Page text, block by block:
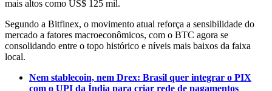
mais altos como US$ 125 mil.
Segundo a Bitfinex, o movimento atual reforça a sensibilidade do
mercado a fatores macroeconômicos, com o BTC agora se
consolidando entre o topo histórico e níveis mais baixos da faixa
local.
Nem stablecoin, nem Drex: Brasil quer integrar o PIX
com o UPI da Índia para criar rede de pagamentos